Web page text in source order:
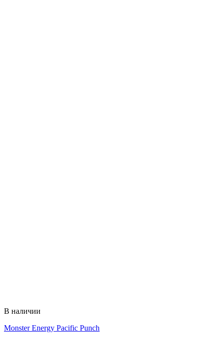
В наличии
Monster Energy Pacific Punch